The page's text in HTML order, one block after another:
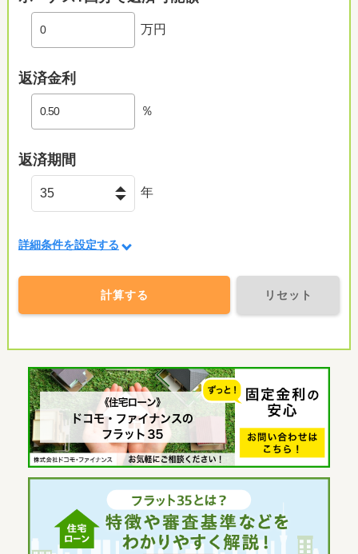
万円
返済金利
％
返済期間
年
詳細条件を設定する
計算する リセット